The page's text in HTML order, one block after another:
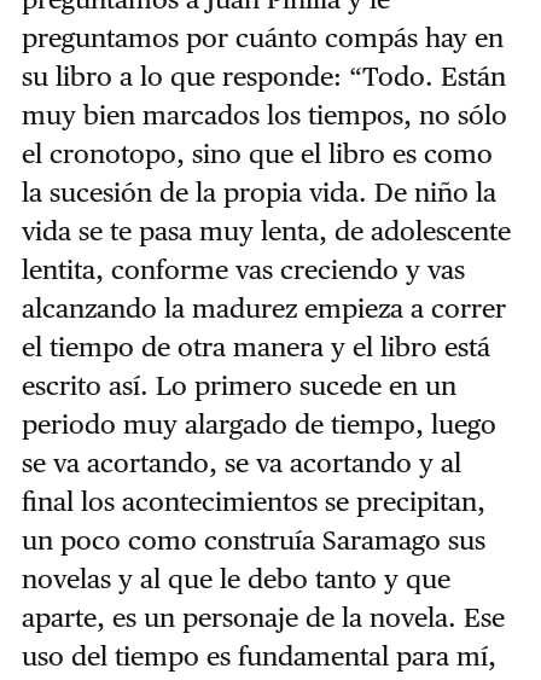
preguntamos por cuánto compás hay en
su libro a lo que responde: “Todo. Están
muy bien marcados los tiempos, no sólo
el cronotopo, sino que el libro es como
la sucesión de la propia vida. De niño la
vida se te pasa muy lenta, de adolescente
lentita, conforme vas creciendo y vas
alcanzando la madurez empieza a correr
el tiempo de otra manera y el libro está
escrito así. Lo primero sucede en un
periodo muy alargado de tiempo, luego
se va acortando, se va acortando y al
final los acontecimientos se precipitan,
un poco como construía Saramago sus
novelas y al que le debo tanto y que
aparte, es un personaje de la novela. Ese
uso del tiempo es fundamental para mí,